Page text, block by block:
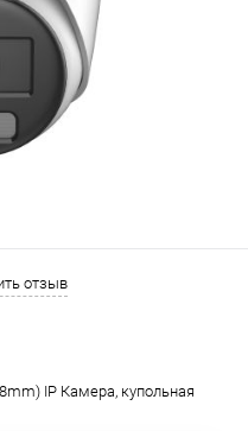
отзыв
IP Камера, купольная